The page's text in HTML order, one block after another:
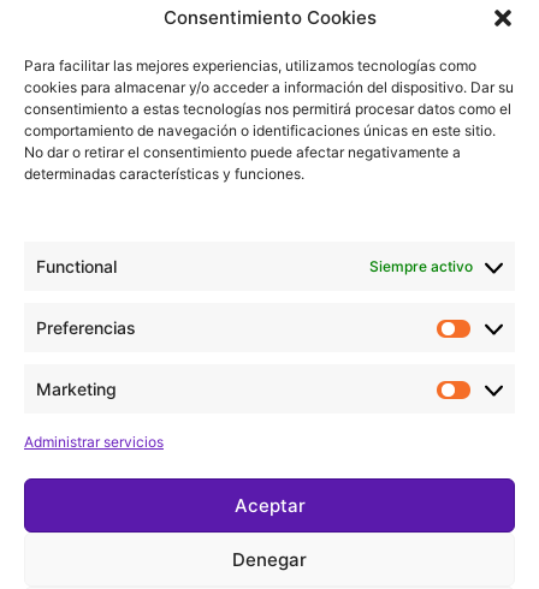
Consentimiento Cookies
Para facilitar las mejores experiencias, utilizamos tecnologías como
cookies para almacenar y/o acceder a información del dispositivo. Dar su
consentimiento a estas tecnologías nos permitirá procesar datos como el
comportamiento de navegación o identificaciones únicas en este sitio.
No dar o retirar el consentimiento puede afectar negativamente a
determinadas características y funciones.
Functional Siempre activo
Preferencias
Marketing
Administrar servicios
Aceptar
Denegar
mayo 23 /17:00
Añadir al calendario
Detalles
Fecha:
17:00
Gisela Concert Kids
– Sant Joan Despí
X&M – Festa fi de curs
Escola Cor de Maria Valls